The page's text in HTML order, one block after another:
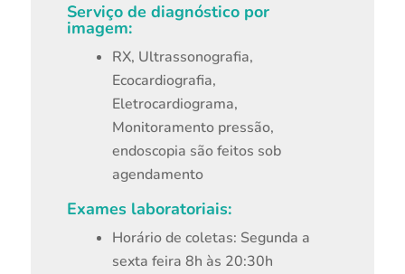
Serviço de diagnóstico por
imagem:
RX, Ultrassonografia,
Ecocardiografia,
Eletrocardiograma,
Monitoramento pressão,
endoscopia são feitos sob
agendamento
Exames laboratoriais:
Horário de coletas: Segunda a
sexta feira 8h às 20:30h